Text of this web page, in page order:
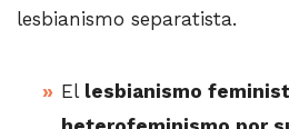
lesbianismo separatista.
El lesbianismo